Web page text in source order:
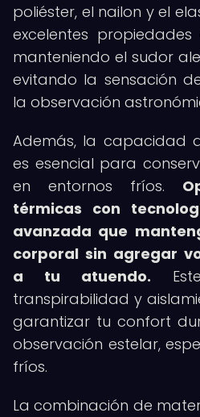
poliéster, el nailon y el
excelentes
manteniendo el sudor
evitando la sensación
la observación
Además, la capacidad
es esencial para
en entornos fríos.
térmicas con
avanzada que
corporal sin agregar
a tu atuendo.
transpirabilidad y
garantizar tu confort
observación estelar,
fríos.
La combinación de